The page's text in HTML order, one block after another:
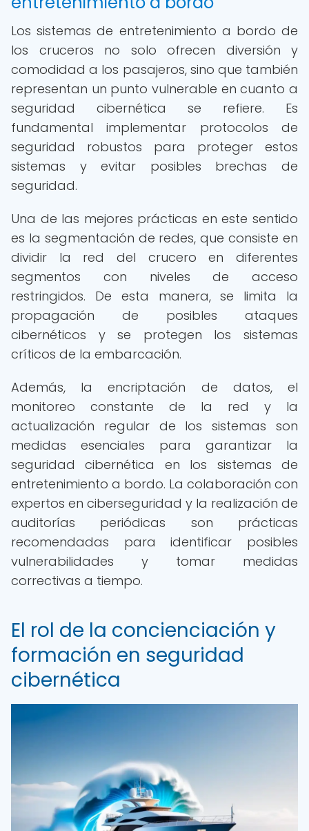
Los sistemas de entretenimiento a bordo de
los cruceros no solo ofrecen diversión y
comodidad a los pasajeros, sino que también
representan un punto vulnerable en cuanto a
seguridad cibernética se refiere. Es
fundamental implementar protocolos de
seguridad robustos para proteger estos
sistemas y evitar posibles brechas de
seguridad.
Una de las mejores prácticas en este sentido
es la segmentación de redes, que consiste en
dividir la red del crucero en diferentes
segmentos con niveles de acceso
restringidos. De esta manera, se limita la
propagación de posibles ataques
cibernéticos y se protegen los sistemas
críticos de la embarcación.
Además, la encriptación de datos, el
monitoreo constante de la red y la
actualización regular de los sistemas son
medidas esenciales para garantizar la
seguridad cibernética en los sistemas de
entretenimiento a bordo. La colaboración con
expertos en ciberseguridad y la realización de
auditorías periódicas son prácticas
recomendadas para identificar posibles
vulnerabilidades y tomar medidas
correctivas a tiempo.
El rol de la concienciación y
formación en seguridad
cibernética